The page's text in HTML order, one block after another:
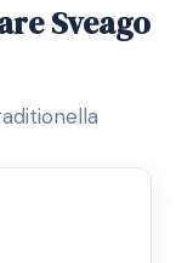
Sveago